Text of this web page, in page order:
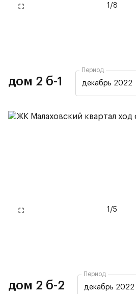
1 /8
дом 2 б-1
Период
декабрь 2022
1 /5
дом 2 б-2
Период
декабрь 2022